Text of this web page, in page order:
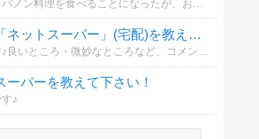
おすすめの「ネットスーパー」(宅配)を教えてください！
複数選択可です♪良いところ・微妙なところなど、コメント頂けたら嬉しいです。
ーパーを教えて下さい！
♪